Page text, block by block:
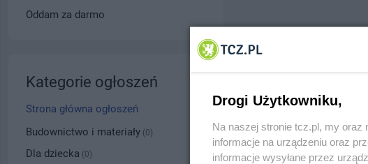
Oddam za darmo
Kategorie ogłoszeń
Strona główna ogłoszeń
Budownictwo i materiały (0)
Dla dziecka (0)
Drogi Użytkowniku,
Na naszej stronie tcz.pl, my
informacje na urządzeniu oraz
informacje wysyłane przez